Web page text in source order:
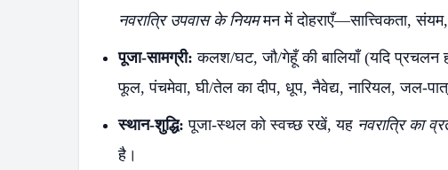
नवरात्रि उपवास के नियममन में दोहराएँ—सात्त्विकता,
पूजा-सामग्री: कलश/घट, जौ/गेहूँ की बालियाँ (यदि प्रचलन
फूल, पंचमेवा, घी/तेल का दीप, धूप, नैवेद्य, नारियल, जल-
स्थान-शुद्धि: पूजा-स्थल को स्वच्छ रखें, यह नवरात्रि का
है।